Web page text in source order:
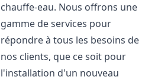
chauffe-eau. Nous offrons une
gamme de services pour
répondre à tous les besoins de
nos clients, que ce soit pour
l'installation d'un nouveau